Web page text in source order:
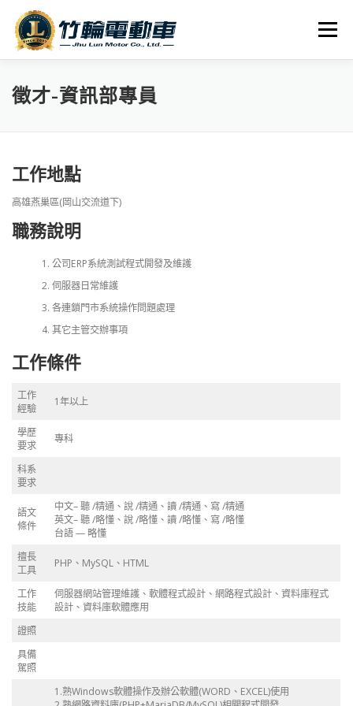
選單
全車系 服務據點
徵才-資訊部專員
工作地點
高雄燕巢區(岡山交流道下)
職務說明
公司ERP系統測試程式開發及維護
伺服器日常維護
各連鎖門市系統操作問題處理
其它主管交辦事項
工作條件
工作
經驗
1年以上
學歷
要求
專科
科系
要求
語文
條件
中文– 聽 /精通、說 /精通、讀 /精通、寫 /精通
英文– 聽 /略懂、說 /略懂、讀 /略懂、寫 /略懂
台語 — 略懂
擅長
工具
PHP、MySQL、HTML
工作
技能
伺服器網站管理維護、軟體程式設計、網路程式設計、資料庫程式
設計、資料庫軟體應用
證照
具備
駕照
1.熟Windows軟體操作及辦公軟體(WORD、EXCEL)使用